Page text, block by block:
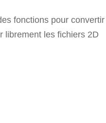
fonctions pour convertir
librement les fichiers 2D